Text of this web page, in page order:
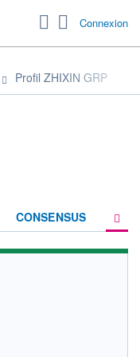
Connexion
Profil ZHIXIN GRP
CONSENSUS